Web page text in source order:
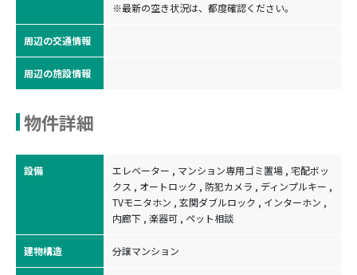
※最新の空き状況は、都度確認ください。
周辺の交通情報
周辺の施設情報
物件詳細
設備
エレベーター , マンション専用ゴミ置場 , 宅配ボッ
クス , オートロック , 防犯カメラ , ディンプルキー ,
TVモニタホン , 玄関ダブルロック , インターホン ,
内廊下 , 楽器可 , ペット相談
建物構造 分譲マンション